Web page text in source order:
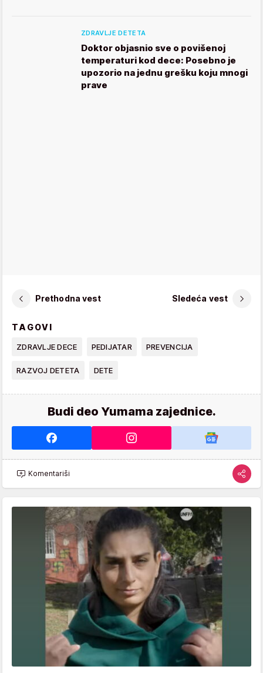
ZDRAVLJE DETETA
Doktor objasnio sve o povišenoj
temperaturi kod dece: Posebno je
upozorio na jednu grešku koju mnogi
prave
Prethodna vest Sledeća vest
TAGOVI
ZDRAVLJE DECE PEDIJATAR PREVENCIJA
RAZVOJ DETETA DETE
Budi deo Yumama zajednice.
Komentariši